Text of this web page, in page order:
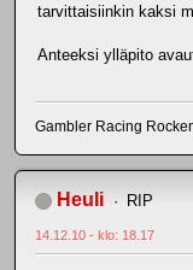
tarvittaisiinkin kaksi
Anteeksi ylläpito
Gambler Racing
Heuli RIP
14.12.10 - klo: 18.17